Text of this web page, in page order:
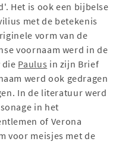
Het is ook een bijbelse
met de betekenis
vorm van de
voornaam werd in de
die Paulus in zijn Brief
werd ook gedragen
In de literatuur werd
in het
of Verona
voor meisjes met de